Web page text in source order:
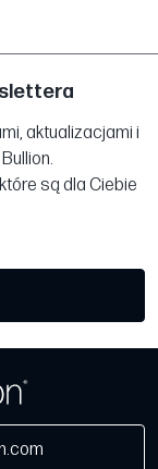
aktualizacjami i
są dla Ciebie